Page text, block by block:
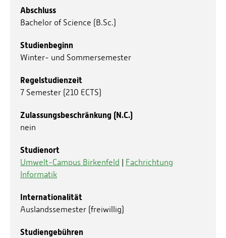
Abschluss
Bachelor of Science (B.Sc.)
Studienbeginn
Winter- und Sommersemester
Regelstudienzeit
7 Semester (210 ECTS)
Zulassungsbeschränkung (N.C.)
nein
Studienort
Umwelt-Campus Birkenfeld | Fachrichtung
Informatik
Internationalität
Auslandssemester (freiwillig)
Studiengebühren